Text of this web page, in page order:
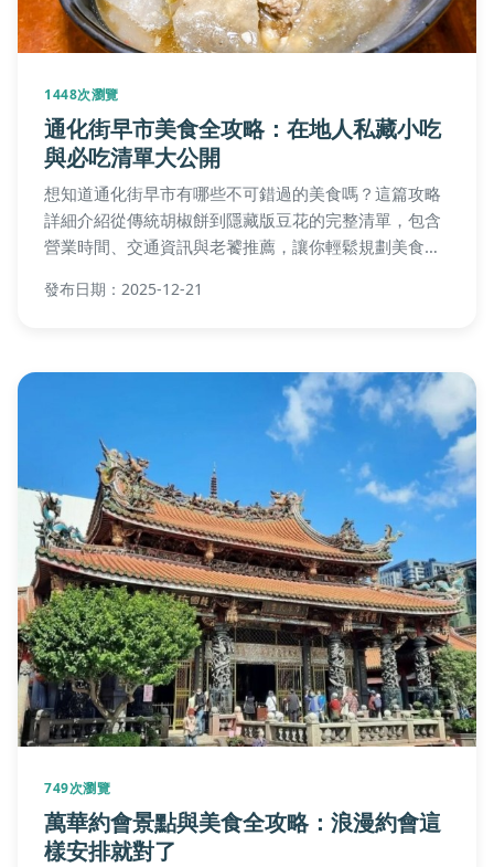
1448次瀏覽
通化街早市美食全攻略：在地人私藏小吃
與必吃清單大公開
想知道通化街早市有哪些不可錯過的美食嗎？這篇攻略
詳細介紹從傳統胡椒餅到隱藏版豆花的完整清單，包含
營業時間、交通資訊與老饕推薦，讓你輕鬆規劃美食之
發布日期：2025-12-21
749次瀏覽
萬華約會景點與美食全攻略：浪漫約會這
樣安排就對了